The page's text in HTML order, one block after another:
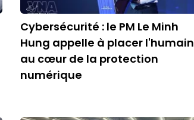
Cybersécurité : le PM Le Minh
Hung appelle à placer l'humain
au cœur de la protection
numérique